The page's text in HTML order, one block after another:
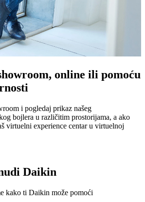
online ili pomoću
i pogledaj prikaz našeg
bojlera u različitim prostorijama, a ako
virtuelni experience centar u virtuelnoj
Daikin
kako ti Daikin može pomoći